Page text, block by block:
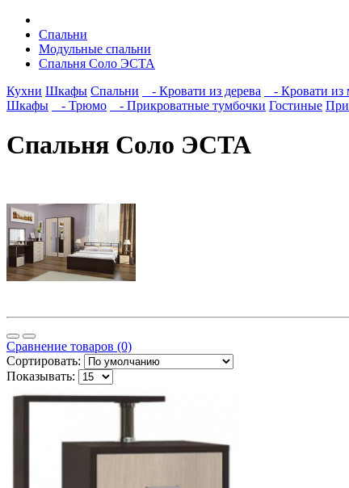
Спальни
Модульные спальни
Cпальня Соло ЭСТА
Кухни Шкафы Спальни - Кровати из дерева - Кровати из
Шкафы
- Трюмо - Прикроватные тумбочки Гостиные
Cпальня Соло ЭСТА
Сравнение товаров (0)
Сортировать:
Показывать: